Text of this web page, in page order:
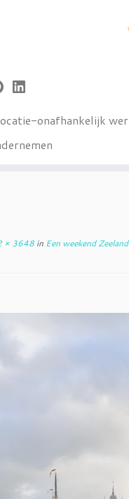
onafhankelijk
× 3648 in Een weekend